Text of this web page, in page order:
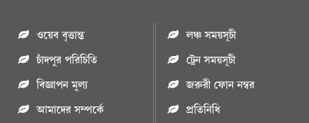
ওয়েব বৃত্তান্ত
চাঁদপুর পরিচিতি
বিজ্ঞাপন মুল্য
আমাদের সম্পর্কে
লঞ্চ সময়সূচী
ট্রেন সময়সূচী
জরুরী ফোন নম্বর
প্রতিনিধি